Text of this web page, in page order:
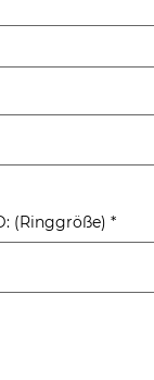
(Ringgröße) *